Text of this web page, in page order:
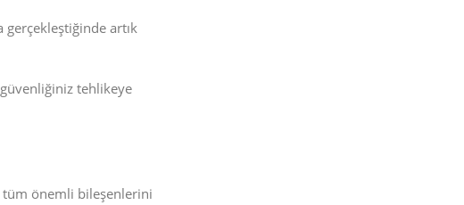
gerçekleştiğinde artık
tehlikeye
tüm önemli bileşenlerini